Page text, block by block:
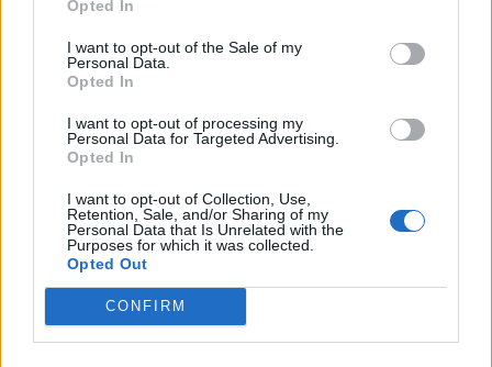
Opted In
I want to opt-out of the Sale of my
Personal Data.
Opted In
I want to opt-out of processing my
Personal Data for Targeted Advertising.
Opted In
I want to opt-out of Collection, Use,
Retention, Sale, and/or Sharing of my
Personal Data that Is Unrelated with the
Purposes for which it was collected.
Opted Out
CONFIRM
ΠΕΡΙΣΣΌΤΕΡΑ ΣΕ ΑΥΤΉ ΤΗΝ ΚΑΤΗΓΟΡΊΑ
Lavipharm: Αύξηση κατά
11,2% των
προσαρμοσμένων EBITDA
στο 9μηνο
17/11/2025 - 18:05
Metlen: Σε ισχύ η μείωση
της ονομαστικής αξίας των
μετοχών